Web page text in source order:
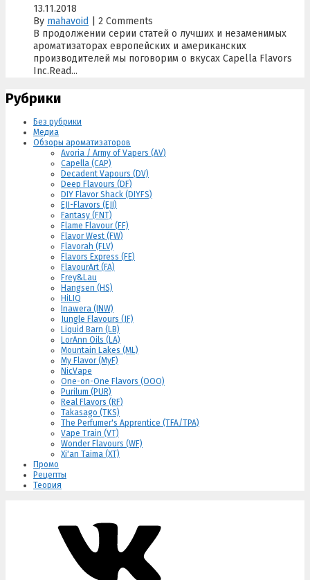
13.11.2018
By mahavoid
2 Comments
В продолжении серии статей о лучших и незаменимых
ароматизаторах европейских и американских
производителей мы поговорим о вкусах Capella Flavors
Inc.Read...
Рубрики
Без рубрики
Медиа
Обзоры ароматизаторов
Avoria / Army of Vapers (AV)
Capella (CAP)
Decadent Vapours (DV)
Deep Flavours (DF)
DIY Flavor Shack (DIYFS)
EJI-Flavors (EJI)
Fantasy (FNT)
Flame Flavour (FF)
Flavor West (FW)
Flavorah (FLV)
Flavors Express (FE)
FlavourArt (FA)
Frey&Lau
Hangsen (HS)
HiLIQ
Inawera (INW)
Jungle Flavours (JF)
Liquid Barn (LB)
LorAnn Oils (LA)
Mountain Lakes (ML)
My Flavor (MyF)
NicVape
One-on-One Flavors (OOO)
Purilum (PUR)
Real Flavors (RF)
Takasago (TKS)
The Perfumer's Apprentice (TFA/TPA)
Vape Train (VT)
Wonder Flavours (WF)
Xi'an Taima (XT)
Промо
Рецепты
Теория